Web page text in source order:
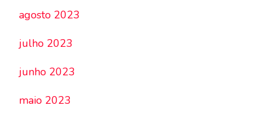
agosto 2023
julho 2023
junho 2023
maio 2023